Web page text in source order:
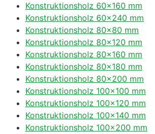
Konstruktionsholz 60×160 mm
Konstruktionsholz 60×240 mm
Konstruktionsholz 80×80 mm
Konstruktionsholz 80×120 mm
Konstruktionsholz 80×160 mm
Konstruktionsholz 80×180 mm
Konstruktionsholz 80×200 mm
Konstruktionsholz 100×100 mm
Konstruktionsholz 100×120 mm
Konstruktionsholz 100×140 mm
Konstruktionsholz 100×200 mm